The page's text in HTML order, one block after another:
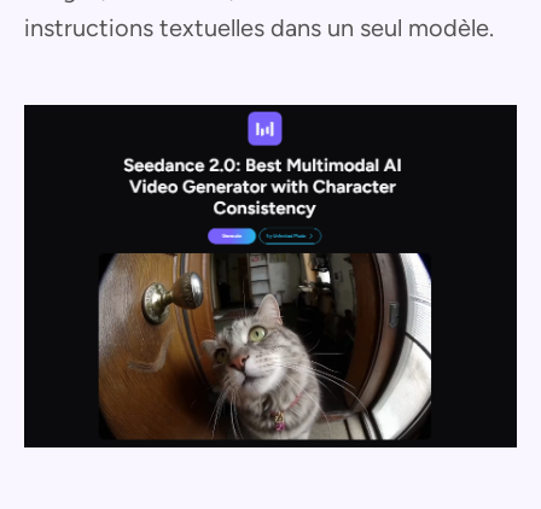
instructions textuelles dans un seul modèle.